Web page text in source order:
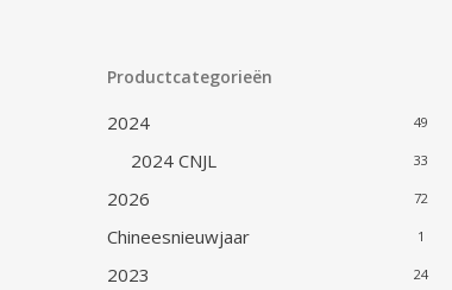
Productcategorieën
2024 49
2024 CNJL 33
2026 72
Chineesnieuwjaar 1
2023 24